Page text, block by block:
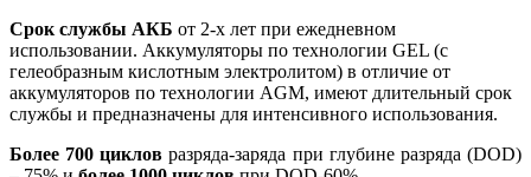
Срок службы АКБ от 2-х лет при ежедневном
использовании. Аккумуляторы по технологии GEL (с
гелеобразным кислотным электролитом) в отличие от
аккумуляторов по технологии AGM, имеют длительный срок
службы и предназначены для интенсивного использования.
Более 700 циклов разряда-заряда при глубине разряда (DOD)